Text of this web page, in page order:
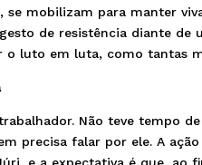
se mobilizam para manter
de resistência diante de
luto em luta, como tantas
Não teve tempo
precisa falar por ele. A